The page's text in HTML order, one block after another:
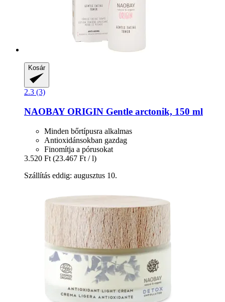
Kosár
2.3 (3)
NAOBAYORIGIN Gentle arctonik, 150 ml
Minden bőrtípusra alkalmas
Antioxidánsokban gazdag
Finomítja a pórusokat
3.520 Ft (23.467 Ft / l)
Szállítás eddig: augusztus 10.